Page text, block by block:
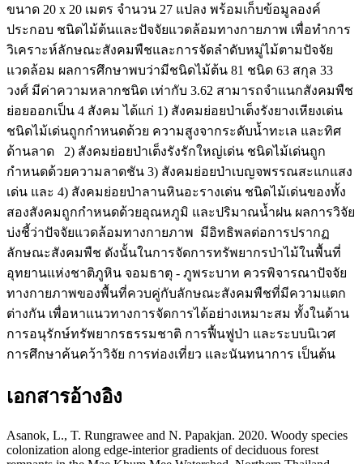
ขนาด 20 x 20 เมตร จำนวน 27 แปลง พร้อมเก็บข้อมูลองค์
ประกอบ ชนิดไม้ต้นและปัจจัยแวดล้อมทางกายภาพ เพื่อทำการ
วิเคราะห์ลักษณะสังคมพืชและการจัดลำดับหมู่ไม้ตามปัจจัย
แวดล้อม ผลการศึกษาพบว่ามีชนิดไม้ต้น 81 ชนิด 63 สกุล 33
วงศ์ มีค่าความหลากชนิด เท่ากับ 3.62 สามารถจำแนกสังคมพืช
ย่อยออกเป็น 4 สังคม ได้แก่ 1) สังคมย่อยป่าเต็งรังยางเหียงเด่น
ชนิดไม้เด่นถูกกำหนดด้วย ความสูงจากระดับน้ำทะเล และทิศ
ด้านลาด 2) สังคมย่อยป่าเต็งรังรักใหญ่เด่น ชนิดไม้เด่นถูก
กำหนดด้วยความลาดชัน 3) สังคมย่อยป่าเบญจพรรณสะแกแสง
เด่น และ 4) สังคมย่อยป่าลานหินอะรางเด่น ชนิดไม้เด่นของทั้ง
สองสังคมถูกกำหนดด้วยอุณหภูมิ และปริมาณน้ำฝน ผลการวิจัย
บ่งชี้ว่าปัจจัยแวดล้อมทางกายภาพ มีอิทธิพลต่อการปรากฏ
ลักษณะสังคมพืช ดังนั้นในการจัดการทรัพยากรป่าไม้ในพื้นที่
อุทยานแห่งชาติภูหิน จอมธาตุ - ภูพระบาท ควรพิจารณาปัจจัย
ทางกายภาพของพื้นที่ควบคู่กับลักษณะสังคมพืชที่มีความแตก
ต่างกัน เพื่อหาแนวทางการจัดการได้อย่างเหมาะสม ทั้งในด้าน
การอนุรักษ์ทรัพยากรธรรมชาติ การฟื้นฟูป่า และระบบนิเวศ
การศึกษาค้นคว้าวิจัย การท่องเที่ยว และนันทนาการ เป็นต้น
เอกสารอ้างอิง
Asanok, L., T. Rungrawee and N. Papakjan. 2020. Woody species
colonization along edge-interior gradients of deciduous forest